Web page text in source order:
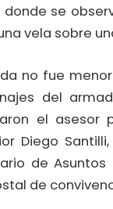
se
vela sobre
no fue
del
el asesor
Diego
de
de